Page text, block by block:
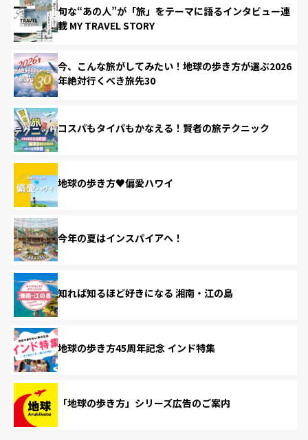
旬な“あの人”が「旅」をテーマに語るインタビュー連
載 MY TRAVEL STORY
今、こんな旅がしてみたい！地球の歩き方が選ぶ2026
年絶対行くべき旅先30
コスパもタイパもかなえる！賢者の旅テクニック
地球の歩き方♥偏愛ハワイ
今年の夏はインスパイアへ！
知れば知るほど好きになる 湘南・江の島
地球の歩き方45周年記念 インド特集
「地球の歩き方」シリーズ広告のご案内